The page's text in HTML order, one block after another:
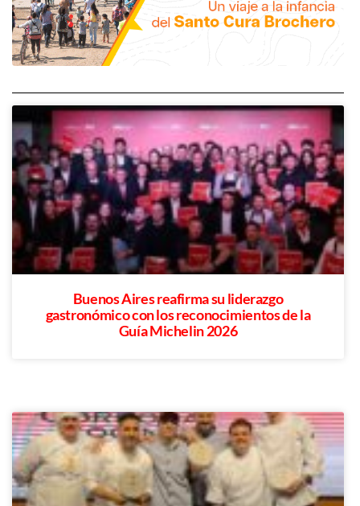
Buenos Aires reafirma su liderazgo
gastronómico con los reconocimientos de la
Guía Michelin 2026